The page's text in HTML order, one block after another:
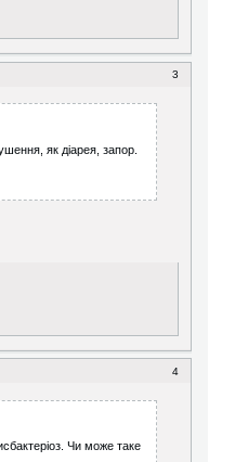
3
як діарея, запор.
4
Чи може таке